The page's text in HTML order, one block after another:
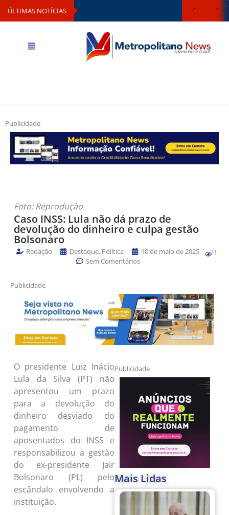
ÚLTIMAS NOTÍCIAS
Publicidade
Foto: Reprodução
Caso INSS: Lula não dá prazo de
devolução do dinheiro e culpa gestão
Bolsonaro
Redação Destaque, Política
10 de maio de 2025
Sem Comentários
21
Publicidade
O presidente Luiz Inácio
Lula da Silva (PT) não
apresentou um prazo
para a devolução do
dinheiro desviado do
pagamento de
aposentados do INSS e
responsabilizou a gestão
do ex-presidente Jair
Bolsonaro (PL) pelo
escândalo envolvendo a
instituição.
Publicidade
Mais Lidas